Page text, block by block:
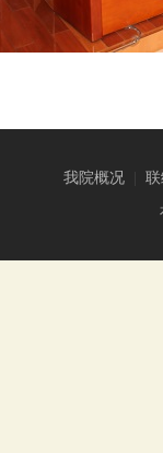
我院概况